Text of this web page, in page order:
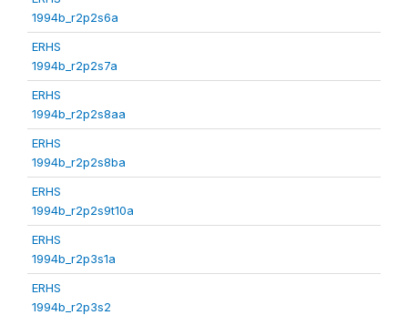
1994b_r2p2s6a
ERHS
1994b_r2p2s7a
ERHS
1994b_r2p2s8aa
ERHS
1994b_r2p2s8ba
ERHS
1994b_r2p2s9t10a
ERHS
1994b_r2p3s1a
ERHS
1994b_r2p3s2